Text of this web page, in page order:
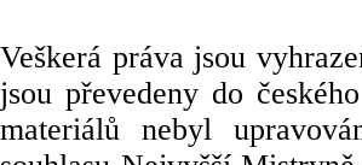
Veškerá práva jsou
jsou převedeny do
materiálů nebyl